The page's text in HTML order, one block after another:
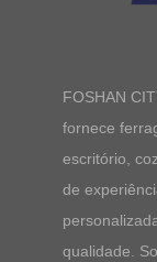
FOSHAN
fornece
escritório,
de
qualidade.